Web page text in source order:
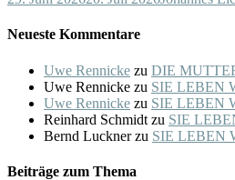
Neueste Kommentare
Uwe Rennicke zu DIE
Uwe Rennicke zu SIE LEBEN
Uwe Rennicke zu SIE LEBEN
Reinhard Schmidt zu SIE
Bernd Lucknerzu SIE LEBEN
Beiträge zum Thema